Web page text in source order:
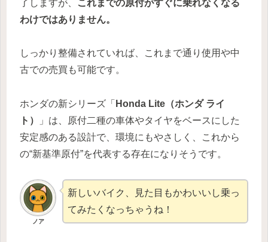
了しますが、
これまでの原付がすぐに乗れなくなる
わけではありません。
しっかり整備されていれば、これまで通り使用や中
古での売買も可能です。
ホンダの新シリーズ「 Honda Lite（ホンダ ライ
ト）
」は、原付二種の車体やタイヤをベースにした
安定感のある設計で、環境にもやさしく、これから
の“新基準原付”を代表する存在になりそうです。
ノア
新しいバイク、見た目もかわいいし乗っ
てみたくなっちゃうね！